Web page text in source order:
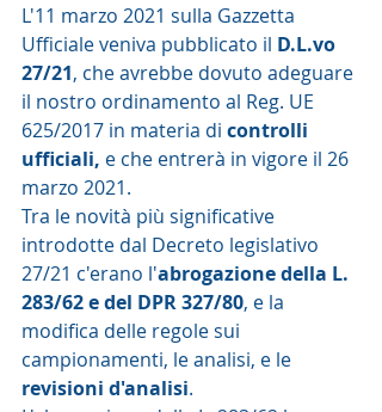
L'11 marzo 2021 sulla Gazzetta
Ufficiale veniva pubblicato il D.L.vo
27/21, che avrebbe dovuto adeguare
il nostro ordinamento al Reg. UE
625/2017 in materia di controlli
ufficiali, e che entrerà in vigore il 26
marzo 2021.
Tra le novità più significative
introdotte dal Decreto legislativo
27/21 c'erano l'abrogazione della L.
283/62 e del DPR 327/80, e la
modifica delle regole sui
campionamenti, le analisi, e le
revisioni d'analisi.